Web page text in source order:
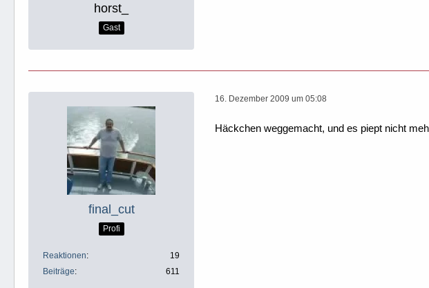
horst_
Gast
final_cut
Profi
Reaktionen
19
Beiträge
611
16. Dezember 2009 um 05:08
Häckchen weggemacht, und es piept nicht